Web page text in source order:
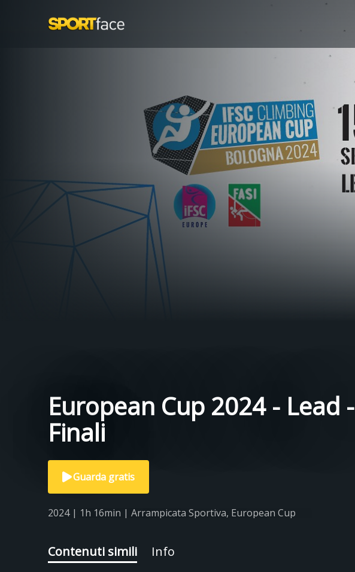
European Cup 2024 - Lead -
Finali
Guarda gratis
2024 | 1h 16min | Arrampicata Sportiva, European Cup
Contenuti simili Info